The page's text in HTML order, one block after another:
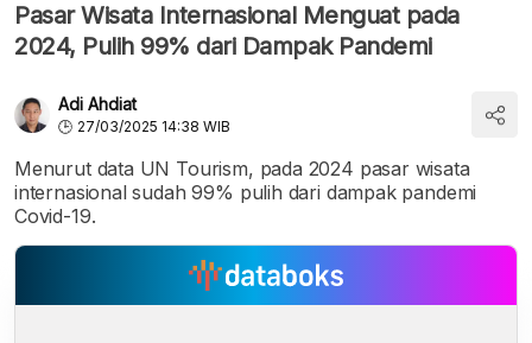
Pasar Wisata Internasional Menguat pada
2024, Pulih 99% dari Dampak Pandemi
Adi Ahdiat
27/03/2025 14:38 WIB
Menurut data UN Tourism, pada 2024 pasar wisata
internasional sudah 99% pulih dari dampak pandemi
Covid-19.